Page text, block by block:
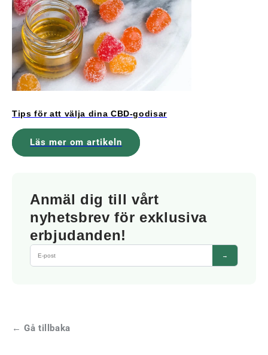
Tips för att välja dina CBD-godisar
Läs mer om artikeln
Anmäl dig till vårt
nyhetsbrev för exklusiva
erbjudanden!
→
← Gå tillbaka